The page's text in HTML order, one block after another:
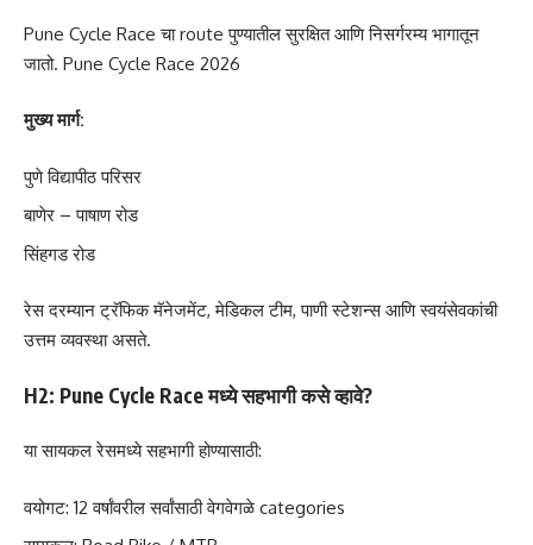
Pune Cycle Race चा route पुण्यातील सुरक्षित आणि निसर्गरम्य भागातून
जातो. Pune Cycle Race 2026
मुख्य मार्ग:
पुणे विद्यापीठ परिसर
बाणेर – पाषाण रोड
सिंहगड रोड
रेस दरम्यान ट्रॅफिक मॅनेजमेंट, मेडिकल टीम, पाणी स्टेशन्स आणि स्वयंसेवकांची
उत्तम व्यवस्था असते.
H2: Pune Cycle Race मध्ये सहभागी कसे व्हावे?
या सायकल रेसमध्ये सहभागी होण्यासाठी:
वयोगट: 12 वर्षांवरील सर्वांसाठी वेगवेगळे categories